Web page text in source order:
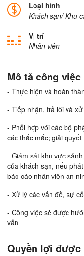
Loại hình
Khách sạn/ Khu
Vị trí
Nhân viên
Mô tả công việc
- Thực hiện và hoàn
- Tiếp nhận, trả lời và
- Phối hợp với các bộ
các thắc mắc; giải
- Giám sát khu vực
của khách sạn, nếu
báo cáo nhân viên an
- Xử lý các vấn đề, sự
- Công việc sẽ được
vấn
Quyền lợi được